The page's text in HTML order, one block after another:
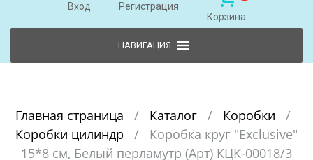
Вход Регистрация
Корзина
Главная страница / Каталог / Коробки
/
Коробки цилиндр
/
Коробка круг "Exclusive"
15*8 см, Белый перламутр (Арт) КЦК-00018/3